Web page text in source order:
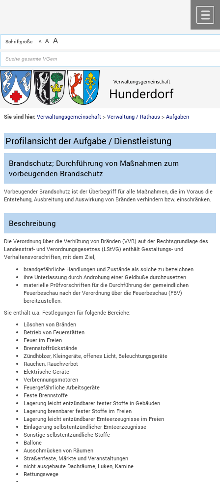
Schriftgröße A A A
Sie sind hier: Verwaltungsgemeinschaft >Verwaltung / Rathaus >Aufgaben
Profilansicht der Aufgabe / Dienstleistung
Brandschutz; Durchführung von Maßnahmen zum
vorbeugenden Brandschutz
Vorbeugender Brandschutz ist der Überbegriff für alle Maßnahmen, die im Voraus die
Entstehung, Ausbreitung und Auswirkung von Bränden verhindern bzw. einschränken.
Beschreibung
Die Verordnung über die Verhütung von Bränden (VVB) auf der Rechtsgrundlage des
Landesstraf- und Verordnungsgesetzes (LStVG) enthält Gestaltungs- und
Verhaltensvorschriften, mit dem Ziel,
brandgefährliche Handlungen und Zustände als solche zu bezeichnen
ihre Unterlassung durch Androhung einer Geldbuße durchzusetzen
materielle Prüfvorschriften für die Durchführung der gemeindlichen
Feuerbeschau nach der Verordnung über die Feuerbeschau (FBV)
bereitzustellen.
Sie enthält u.a. Festlegungen für folgende Bereiche:
Löschen von Bränden
Betrieb von Feuerstätten
Feuer im Freien
Brennstoffrückstände
Zündhölzer, Kleingeräte, offenes Licht, Beleuchtungsgeräte
Rauchen, Rauchverbot
Elektrische Geräte
Verbrennungsmotoren
Feuergefährliche Arbeitsgeräte
Feste Brennstoffe
Lagerung leicht entzündbarer fester Stoffe in Gebäuden
Lagerung brennbarer fester Stoffe im Freien
Lagerung leicht entzündbarer Ernteerzeugnisse im Freien
Einlagerung selbstentzündlicher Ernteerzeugnisse
Sonstige selbstentzündliche Stoffe
Ballone
Ausschmücken von Räumen
Straßenfeste, Märkte und Veranstaltungen
nicht ausgebaute Dachräume, Luken, Kamine
Rettungswege